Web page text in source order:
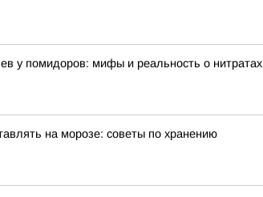
у помидоров: мифы и реальность о нитратах
на морозе: советы по хранению